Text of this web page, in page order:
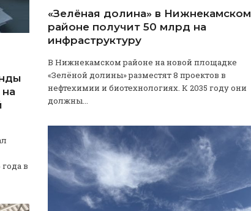
в
«Зелёная долина» в Нижнекамском
районе получит 50 млрд на
инфраструктуру
В Нижнекамском районе на новой площадке
«Зелёной долины» разместят 8 проектов в
нефтехимии и биотехнологиях. К 2035 году они
должны...